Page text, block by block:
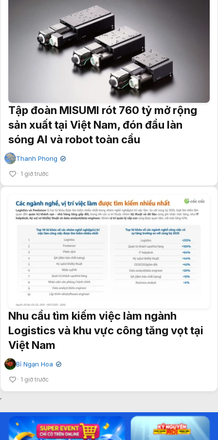
Tập đoàn MISUMI rót 760 tỷ mở rộng
sản xuất tại Việt Nam, đón đầu làn
sóng AI và robot toàn cầu
Thanh Phong ✔
1 giờ trước
Nhu cầu tìm kiếm việc làm ngành
Logistics và khu vực công tăng vọt tại
Việt Nam
Bỉ Ngạn Hoa ✔
1 giờ trước